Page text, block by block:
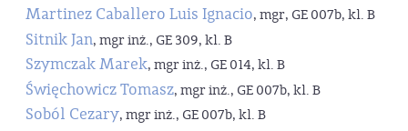
Martinez Caballero Luis Ignacio, mgr, GE 007b, kl. B
Sitnik Jan, mgr inż., GE 309, kl. B
Szymczak Marek, mgr inż., GE 014, kl. B
Święchowicz Tomasz, mgr inż., GE 007b, kl. B
Soból Cezary, mgr inż., GE 007b, kl. B